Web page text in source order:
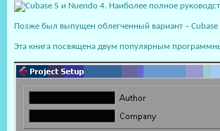
Позже был выпущен облегченный вариант –
Эта книга посвящена двум популярным